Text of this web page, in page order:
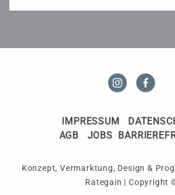
IMPRESSUM
AGB
JOBS
Konzept, Vermarktung, Design &
Rategain | Copyright